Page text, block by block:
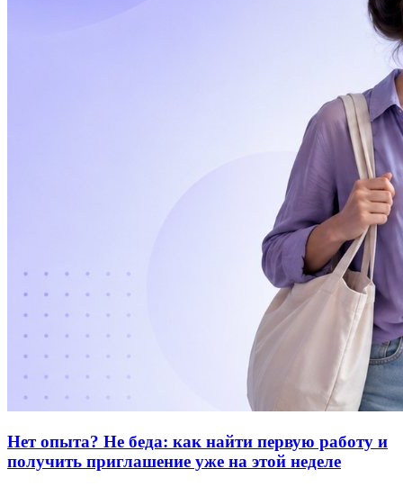
Нет опыта? Не беда: как найти первую работу и
получить приглашение уже на этой неделе